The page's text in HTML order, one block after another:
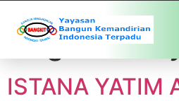
Tag:wakaf
ISTANA YATIM